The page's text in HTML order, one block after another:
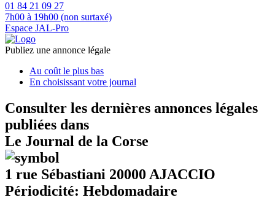
01 84 21 09 27
7h00 à 19h00 (non surtaxé)
Espace JAL-Pro
Publiez une annonce légale
Au coût le plus bas
En choisissant votre journal
Consulter les dernières annonces légales
publiées dans
Le Journal de la Corse
1 rue Sébastiani 20000 AJACCIO
Périodicité: Hebdomadaire